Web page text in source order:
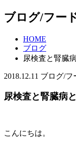
ブログ/フー
HOME
ブログ
尿検査と腎臓
2018.12.11 ブログ/フ
尿検査と腎臓病
こんにちは。